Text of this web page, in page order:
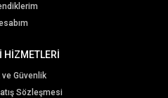
HİZMETLERİ
Güvenlik
Sözleşmesi